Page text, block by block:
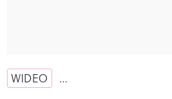
WIDEO …